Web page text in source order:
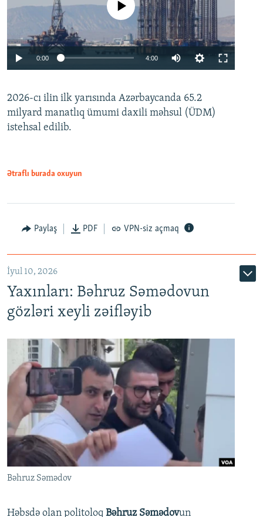
Auto 240p 360p 480p
No media source currently available
0:00 4:00
360p
480p
2026-cı ilin ilk yarısında Azərbaycanda 65.2
milyard manatlıq ümumi daxili məhsul (ÜDM)
istehsal edilib.
Ətraflı burada oxuyun
Paylaş PDF VPN-siz açmaq
İyul 10, 2026
Yaxınları: Bəhruz Səmədovun
gözləri xeyli zəifləyib
Bəhruz Səmədov
Həbsdə olan politoloq Bəhruz Səmədovun